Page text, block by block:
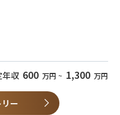
する総合防災情報システムの
防災に関する様々な課題解決
うやりがいのある仕事です。
地震を想定した広域防災ネット
画、地域防災計画、ハザードマ
で働いた経験がある方
方（即戦力）
（地震・津波・洪水・砂防・
の中で以下の経験者は応募可能
年収 600 万円 ~ 1,300 万円
ー